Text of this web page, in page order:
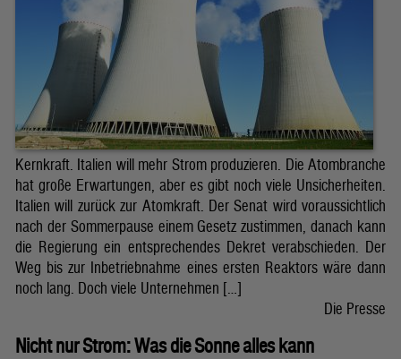
Kernkraft. Italien will mehr Strom produzieren. Die Atombranche
hat große Erwartungen, aber es gibt noch viele Unsicherheiten.
Italien will zurück zur Atomkraft. Der Senat wird voraussichtlich
nach der Sommerpause einem Gesetz zustimmen, danach kann
die Regierung ein entsprechendes Dekret verabschieden. Der
Weg bis zur Inbetriebnahme eines ersten Reaktors wäre dann
noch lang. Doch viele Unternehmen […]
Die Presse
Nicht nur Strom: Was die Sonne alles kann